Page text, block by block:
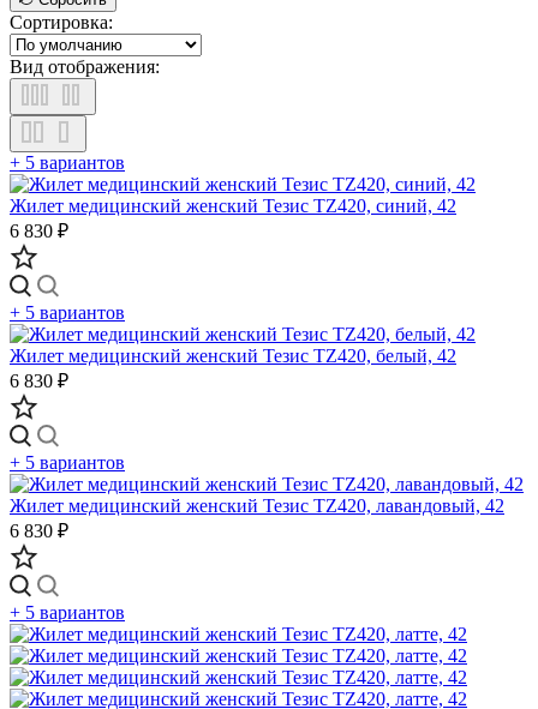
Сортировка:
Вид отображения:
+ 5 вариантов
Жилет медицинский женский Тезис TZ420, синий, 42
6 830 ₽
+ 5 вариантов
Жилет медицинский женский Тезис TZ420, белый, 42
6 830 ₽
+ 5 вариантов
Жилет медицинский женский Тезис TZ420, лавандовый, 42
6 830 ₽
+ 5 вариантов